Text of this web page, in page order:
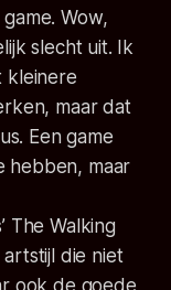
Wow,
slecht uit. Ik
kleinere
maar dat
Een game
hebben, maar
The Walking
die niet
ook de goede